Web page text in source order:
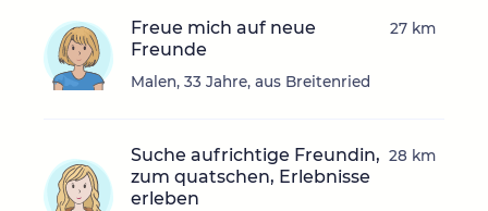
Freue mich auf neue
Freunde
Malen, 33 Jahre, aus Breitenried
27 km
Suche aufrichtige Freundin,
zum quatschen, Erlebnisse
erleben
28 km